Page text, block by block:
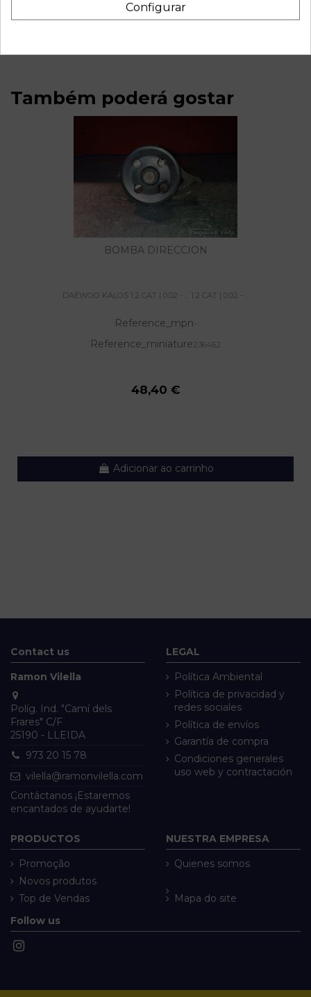
cat | 0.02 - ... 1.2 cat | 0.02 - ... referencia OEM IAM
Também poderá gostar
BOMBA DIRECCION
DAEWOO KALOS 1.2 CAT | 0.02 - ... 1.2 CAT | 0.02 - ...
Reference_mpn-
Reference_miniature236462
48,40 €
Adicionar ao carrinho
Contact us
Ramon Vilella
Políg. Ind. "Camí dels
Frares" C/F
25190 - LLEIDA
973 20 15 78
vilella@ramonvilella.com
Contáctanos ¡Estaremos
encantados de ayudarte!
LEGAL
Política Ambiental
Política de privacidad y
redes sociales
Política de envíos
Garantía de compra
Condiciones generales
uso web y contractación
PRODUCTOS
Promoção
Novos produtos
Top de Vendas
NUESTRA EMPRESA
Quienes somos
Mapa do site
Follow us
Configurar